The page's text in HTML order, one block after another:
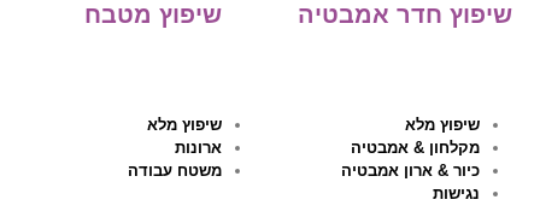
שיפוץ חדר אמבטיה
שיפוץ מלא
מקלחון & אמבטיה
כיור & ארון אמבטיה
נגישות
שיפוץ מטבח
שיפוץ מלא
ארונות
משטח עבודה